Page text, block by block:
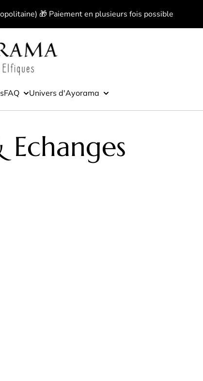
🎁 Paiement en plusieurs fois possible
FAQ Univers d'Ayorama